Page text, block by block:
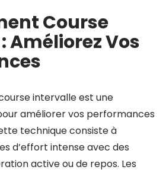
en
Course
Améliorez Vos
intervalle est une
améliorer vos performances
technique consiste à
d’effort intense avec des
active ou de repos. Les